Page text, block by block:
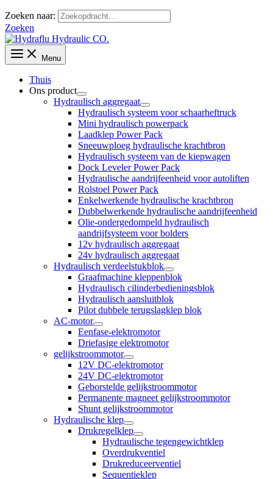
Zoeken naar:
Zoeken
Menu
Thuis
Ons product
Hydraulisch aggregaat
Hydraulisch systeem voor schaarheftruck
Mini hydraulisch powerpack
Laadklep Power Pack
Sneeuwploeg hydraulische krachtbron
Hydraulisch systeem van de kiepwagen
Dock Leveler Power Pack
Hydraulische aandrijfeenheid voor autoliften
Rolstoel Power Pack
Enkelwerkende hydraulische krachtbron
Dubbelwerkende hydraulische aandrijfeenheid
Olie-ondergedompeld hydraulisch
aandrijfsysteem voor bolders
12v hydraulisch aggregaat
24v hydraulisch aggregaat
Hydraulisch verdeelstukblok
Graafmachine kleppenblok
Hydraulisch cilinderbedieningsblok
Hydraulisch aansluitblok
Pilot dubbele terugslagklep blok
AC-motor
Eenfase-elektromotor
Driefasige elektromotor
gelijkstroommotor
12V DC-elektromotor
24V DC-elektromotor
Geborstelde gelijkstroommotor
Permanente magneet gelijkstroommotor
Shunt gelijkstroommotor
Hydraulische klep
Drukregelklep
Hydraulische tegengewichtklep
Overdrukventiel
Drukreduceerventiel
Sequentieklep